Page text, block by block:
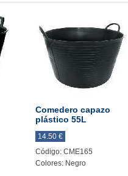
Comedero capazo
plástico 55L
14.50 €
Código: CME165
Colores: Negro